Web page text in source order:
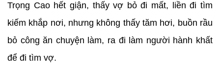
Trọng Cao hết giận, thấy vợ bỏ đi mất, liền đi tìm
kiếm khắp nơi, nhưng không thấy tăm hơi, buồn rầu
bỏ công ăn chuyện làm, ra đi làm người hành khất
để đi tìm vợ.